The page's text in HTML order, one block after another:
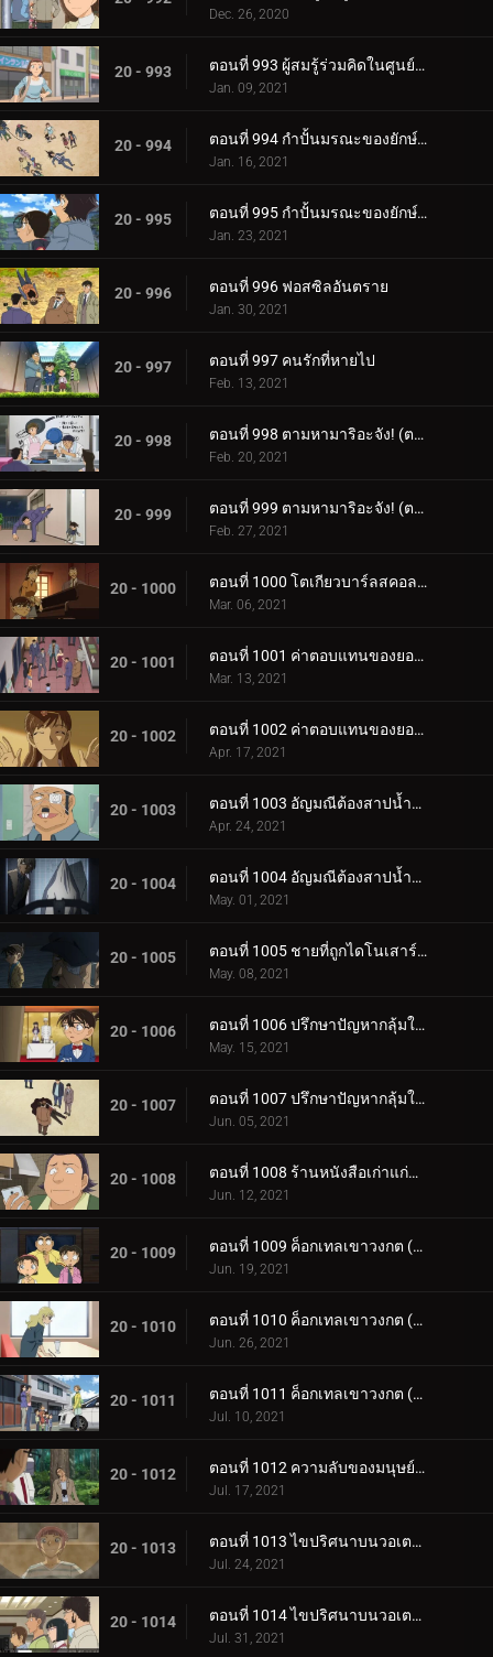
Dec. 26, 2020
20 - 993 ตอนที่ 993 ผู้สมรู้ร่วมคิดในศูนย์อาหาร
Jan. 09, 2021
20 - 994 ตอนที่ 994 กำปั้นมรณะของยักษ์ทารอส (ตอนแรก)
Jan. 16, 2021
20 - 995 ตอนที่ 995 กำปั้นมรณะของยักษ์ทารอส (ตอนจบ)
Jan. 23, 2021
20 - 996 ตอนที่ 996 ฟอสซิลอันตราย
Jan. 30, 2021
20 - 997 ตอนที่ 997 คนรักที่หายไป
Feb. 13, 2021
20 - 998 ตอนที่ 998 ตามหามาริอะจัง! (ตอนแรก)
Feb. 20, 2021
20 - 999 ตอนที่ 999 ตามหามาริอะจัง! (ตอนจบ)
Feb. 27, 2021
20 - 1000 ตอนที่ 1000 โตเกียวบาร์ลสคอลเลกชัน
Mar. 06, 2021
20 - 1001 ตอนที่ 1001 ค่าตอบแทนของยอดไลก์ (ตอนแรก)" The Price of "Like
Mar. 13, 2021
20 - 1002 ตอนที่ 1002 ค่าตอบแทนของยอดไลก์ (ตอนจบ)" The Price of "Like
Apr. 17, 2021
20 - 1003 ตอนที่ 1003 อัญมณีต้องสาปน้ำตาบอร์เจีย (ตอนแรก)
Apr. 24, 2021
20 - 1004 ตอนที่ 1004 อัญมณีต้องสาปน้ำตาบอร์เจีย (ตอนจบ)
May. 01, 2021
20 - 1005 ตอนที่ 1005 ชายที่ถูกไดโนเสาร์บดขยี้
May. 08, 2021
20 - 1006 ตอนที่ 1006 ปรึกษาปัญหากลุ้มใจกลางรายการวิทยุ (ภาคท้าทาย)
May. 15, 2021
20 - 1007 ตอนที่ 1007 ปรึกษาปัญหากลุ้มใจกลางรายการวิทยุ (ภาคไขปริศนา)
Jun. 05, 2021
20 - 1008 ตอนที่ 1008 ร้านหนังสือเก่าแก่ที่ได้ยินเสียงหวูด 2
Jun. 12, 2021
20 - 1009 ตอนที่ 1009 ค็อกเทลเขาวงกต (ตอนแรก)
Jun. 19, 2021
20 - 1010 ตอนที่ 1010 ค็อกเทลเขาวงกต (ตอนกลาง)
Jun. 26, 2021
20 - 1011 ตอนที่ 1011 ค็อกเทลเขาวงกต (ตอนจบ)
Jul. 10, 2021
20 - 1012 ตอนที่ 1012 ความลับของมนุษย์แมลง
Jul. 17, 2021
20 - 1013 ตอนที่ 1013 ไขปริศนาบนวอเตอร์บัส (ตอนแรก)
Jul. 24, 2021
20 - 1014 ตอนที่ 1014 ไขปริศนาบนวอเตอร์บัส (ตอนจบ)
Jul. 31, 2021